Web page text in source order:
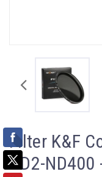
Filter K&F
ND2-ND400